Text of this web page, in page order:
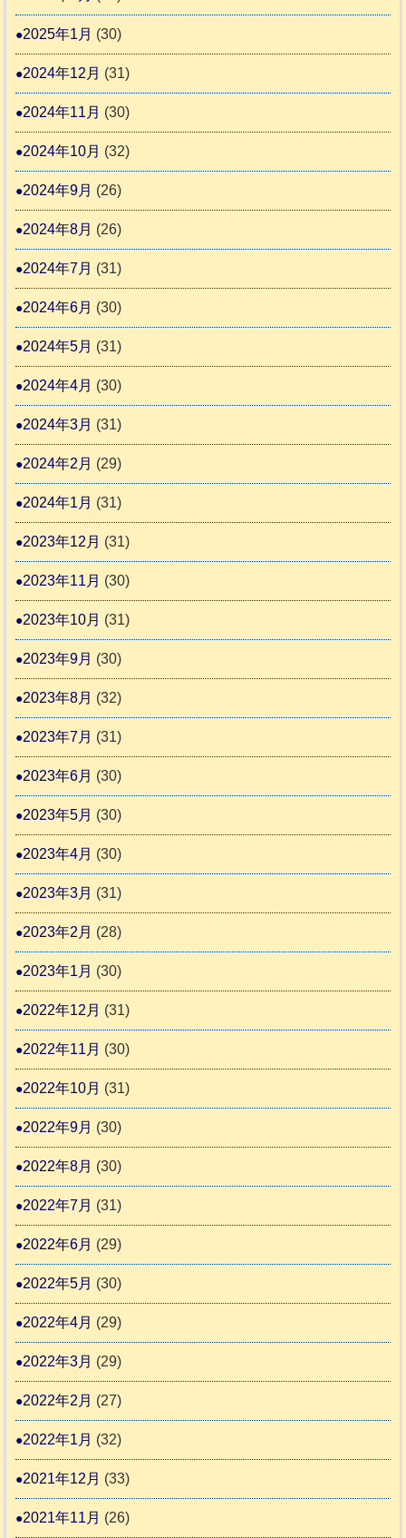
2025年1月 (30)
2024年12月 (31)
2024年11月 (30)
2024年10月 (32)
2024年9月 (26)
2024年8月 (26)
2024年7月 (31)
2024年6月 (30)
2024年5月 (31)
2024年4月 (30)
2024年3月 (31)
2024年2月 (29)
2024年1月 (31)
2023年12月 (31)
2023年11月 (30)
2023年10月 (31)
2023年9月 (30)
2023年8月 (32)
2023年7月 (31)
2023年6月 (30)
2023年5月 (30)
2023年4月 (30)
2023年3月 (31)
2023年2月 (28)
2023年1月 (30)
2022年12月 (31)
2022年11月 (30)
2022年10月 (31)
2022年9月 (30)
2022年8月 (30)
2022年7月 (31)
2022年6月 (29)
2022年5月 (30)
2022年4月 (29)
2022年3月 (29)
2022年2月 (27)
2022年1月 (32)
2021年12月 (33)
2021年11月 (26)